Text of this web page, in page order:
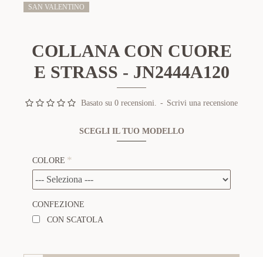
SAN VALENTINO
COLLANA CON CUORE
E STRASS - JN2444A120
Basato su 0 recensioni. - Scrivi una recensione
SCEGLI IL TUO MODELLO
COLORE
CONFEZIONE
CON SCATOLA